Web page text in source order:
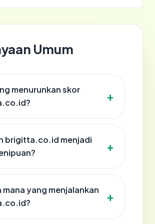
Umum
menurunkan skor
brigitta.co.id menjadi
mana yang menjalankan